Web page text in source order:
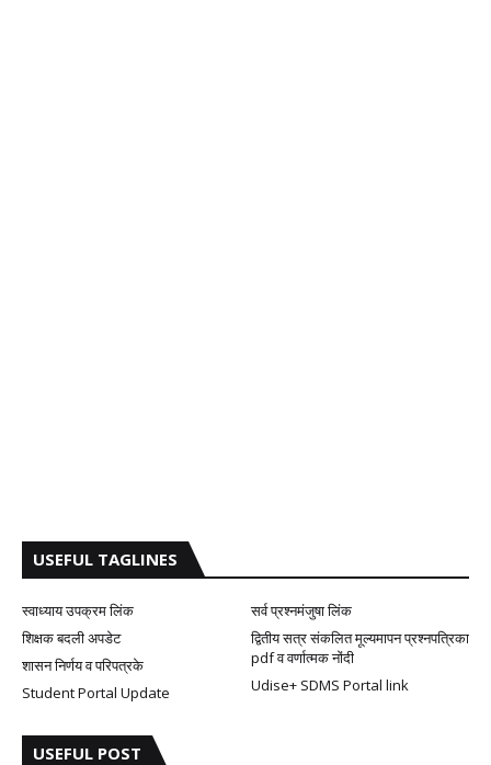
USEFUL TAGLINES
स्वाध्याय उपक्रम लिंक
सर्व प्रश्नमंजुषा लिंक
शिक्षक बदली अपडेट
द्वितीय सत्र संकलित मूल्यमापन प्रश्नपत्रिका
pdf व वर्णात्मक नोंदी
शासन निर्णय व परिपत्रके
Udise+ SDMS Portal link
Student Portal Update
USEFUL POST